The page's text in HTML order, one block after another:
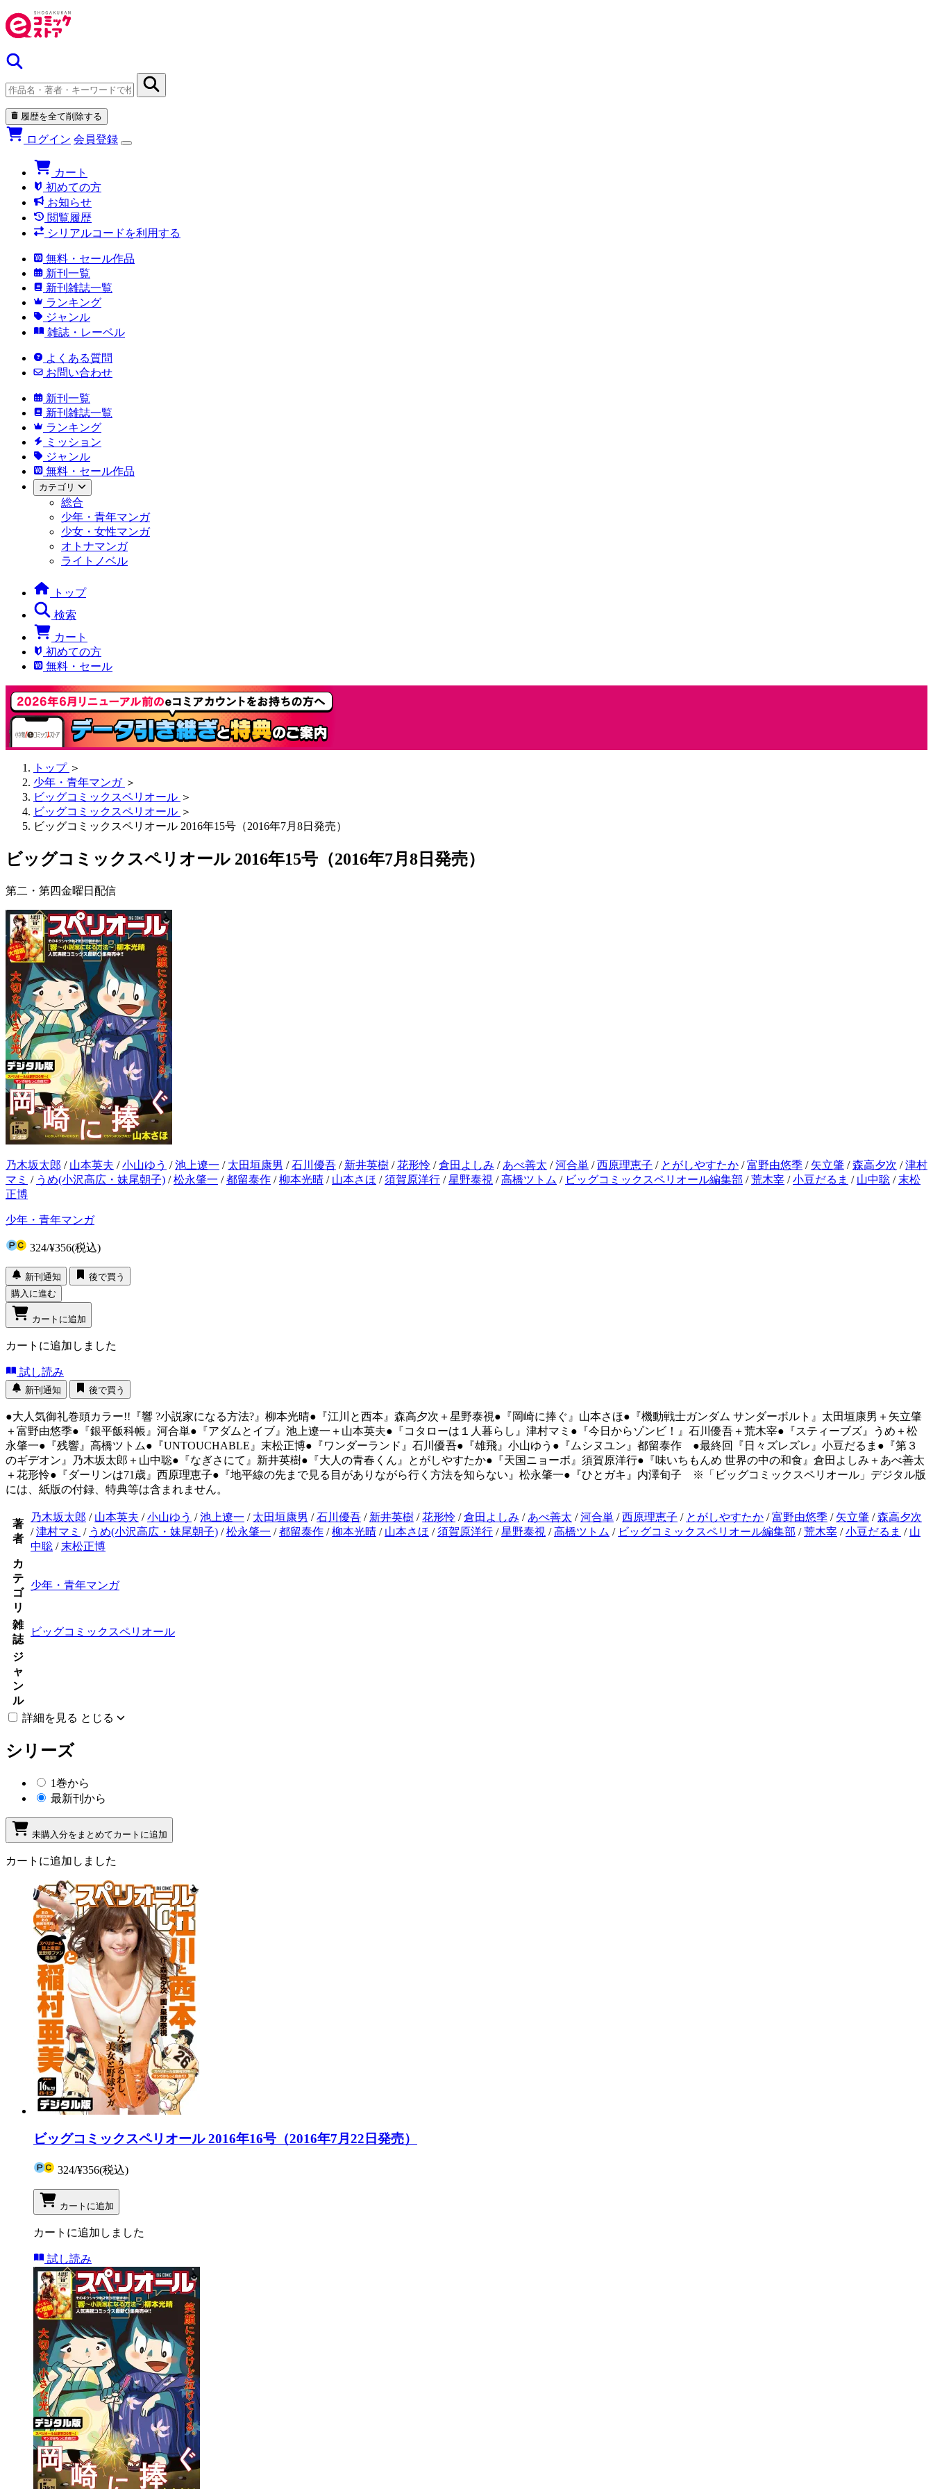
履歴を全て削除する
ログイン 会員登録
カート
初めての方
お知らせ
閲覧履歴
シリアルコードを利用する
無料・セール作品
新刊一覧
新刊雑誌一覧
ランキング
ジャンル
雑誌・レーベル
よくある質問
お問い合わせ
新刊一覧
新刊雑誌一覧
ランキング
ミッション
ジャンル
無料・セール作品
カテゴリ
総合
少年・青年マンガ
少女・女性マンガ
オトナマンガ
ライトノベル
トップ
検索
カート
初めての方
無料・セール
トップ ＞
少年・青年マンガ ＞
ビッグコミックスペリオール ＞
ビッグコミックスペリオール ＞
ビッグコミックスペリオール 2016年15号（2016年7月8日発売）
ビッグコミックスペリオール 2016年15号（2016年7月8日発売）
第二・第四金曜日配信
乃木坂太郎 / 山本英夫 /小山ゆう /池上遼一 / 太田垣康男 /石川優吾 / 新井英樹 /花形怜 /倉田よしみ / あべ善太 /河合単 /西原理恵子 / とがしやすたか /富野由悠季 / 矢立肇 /森高夕次 /津村
マミ / うめ(小沢高広・妹尾朝子) /松永肇一 /都留泰作 /柳本光晴 / 山本さほ /須賀原洋行 /星野泰視 /高橋ツトム / ビッグコミックスペリオール編集部 /荒木宰 /小豆だるま / 山中聡 / 末松
正博
少年・青年マンガ
324/¥356(税込)
新刊通知
後で買う
購入に進む
カートに追加
カートに追加しました
試し読み
新刊通知 後で買う
●大人気御礼巻頭カラー!!『響 ?小説家になる方法?』柳本光晴●『江川と西本』森高夕次＋星野泰視●『岡崎に捧ぐ』山本さほ●『機動戦士ガンダム サンダーボルト』太田垣康男＋矢立肇
＋富野由悠季●『銀平飯科帳』河合単●『アダムとイブ』池上遼一＋山本英夫●『コタローは１人暮らし』津村マミ●『今日からゾンビ！』石川優吾＋荒木宰●『スティーブズ』うめ＋松
永肇一●『残響』高橋ツトム●『UNTOUCHABLE』末松正博●『ワンダーランド』石川優吾●『雄飛』小山ゆう●『ムシヌユン』都留泰作 ●最終回『日々ズレズレ』小豆だるま●『第３
のギデオン』乃木坂太郎＋山中聡●『なぎさにて』新井英樹●『大人の青春くん』とがしやすたか●『天国ニョーボ』須賀原洋行●『味いちもんめ 世界の中の和食』倉田よしみ＋あべ善太
＋花形怜●『ダーリンは71歳』西原理恵子●『地平線の先まで見る目がありながら行く方法を知らない』松永肇一●『ひとガキ』内澤旬子 ※「ビッグコミックスペリオール」デジタル版
には、紙版の付録、特典等は含まれません。
著
者
乃木坂太郎 / 山本英夫 /小山ゆう /池上遼一 / 太田垣康男 /石川優吾 / 新井英樹 /花形怜 /倉田よしみ / あべ善太 /河合単 /西原理恵子 / とがしやすたか /富野由悠季 / 矢立肇 /森高夕次
/津村マミ / うめ(小沢高広・妹尾朝子) /松永肇一 /都留泰作 /柳本光晴 / 山本さほ /須賀原洋行 /星野泰視 /高橋ツトム / ビッグコミックスペリオール編集部 /荒木宰 /小豆だるま / 山
中聡 / 末松正博
カ
テ
ゴ
リ
少年・青年マンガ
雑
誌
ビッグコミックスペリオール
ジ
ャ
ン
ル
詳細を見る とじる
シリーズ
1巻から
最新刊から
未購入分をまとめてカートに追加
カートに追加しました
ビッグコミックスペリオール 2016年16号（2016年7月22日発売）
324/¥356(税込)
カートに追加
カートに追加しました
試し読み